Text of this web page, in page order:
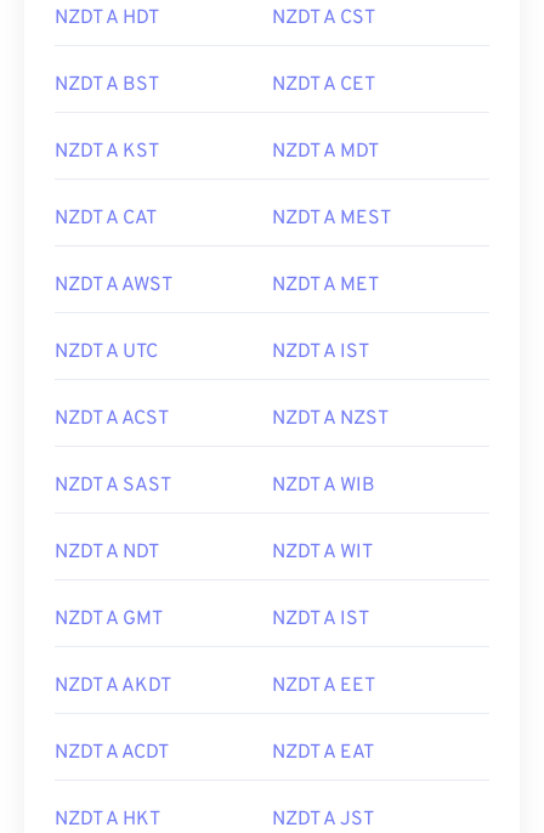
NZDT A HDT NZDT A CST
NZDT A BST NZDT A CET
NZDT A KST NZDT A MDT
NZDT A CAT NZDT A MEST
NZDT A AWST NZDT A MET
NZDT A UTC NZDT A IST
NZDT A ACST NZDT A NZST
NZDT A SAST NZDT A WIB
NZDT A NDT NZDT A WIT
NZDT A GMT NZDT A IST
NZDT A AKDT NZDT A EET
NZDT A ACDT NZDT A EAT
NZDT A HKT NZDT A JST